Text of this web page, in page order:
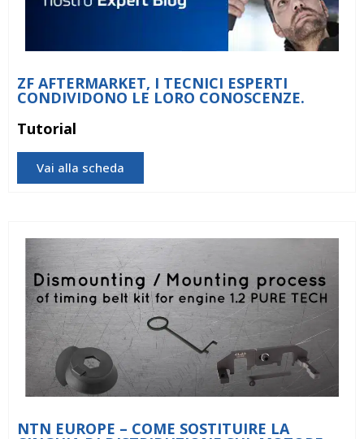
ZF AFTERMARKET, I TECNICI ESPERTI
CONDIVIDONO LE LORO CONOSCENZE.
Tutorial
Vai alla scheda
NTN EUROPE – COME SOSTITUIRE LA